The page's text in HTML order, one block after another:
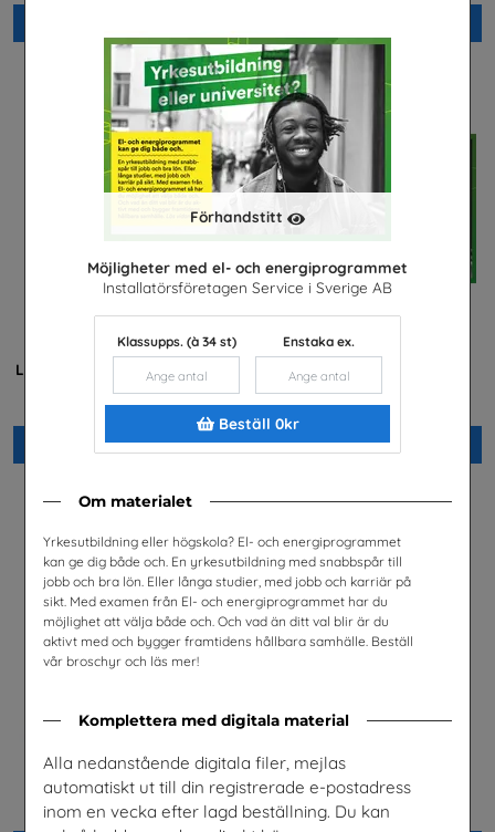
Förhandstitt
Möjligheter med el- och energiprogrammet
Installatörsföretagen Service i Sverige AB
Klassupps. (à 34 st) Enstaka ex.
Beställ 0kr
Om materialet
Yrkesutbildning eller högskola? El- och energiprogrammet
kan ge dig både och. En yrkesutbildning med snabbspår till
jobb och bra lön. Eller långa studier, med jobb och karriär på
sikt. Med examen från El- och energiprogrammet har du
möjlighet att välja både och. Och vad än ditt val blir är du
aktivt med och bygger framtidens hållbara samhälle. Beställ
vår broschyr och läs mer!
Komplettera med digitala material
Alla nedanstående digitala filer, mejlas
automatiskt ut till din registrerade e-postadress
inom en vecka efter lagd beställning. Du kan
Är du säker? -
Lärarhandledning lågstadiet
Unga Forskare
Beställ 0kr
Möjligheter med el- och
energiprogrammet
Installatörsföretagen Service i
Sverige AB
Beställ 0kr
Meet Sandvik nr 1 2026
Sandvik AB
Är du säker? högstadiet,
lärarhandledning
Unga Forskare